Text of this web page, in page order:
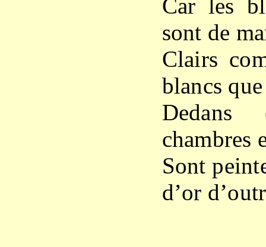
Car les
sont de
Clairs
blancs
chambres
Sont
d’or